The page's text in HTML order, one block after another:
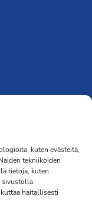
kuten evästeitä,
tekniikoiden
tietoja, kuten
sivustolla.
haitallisesti